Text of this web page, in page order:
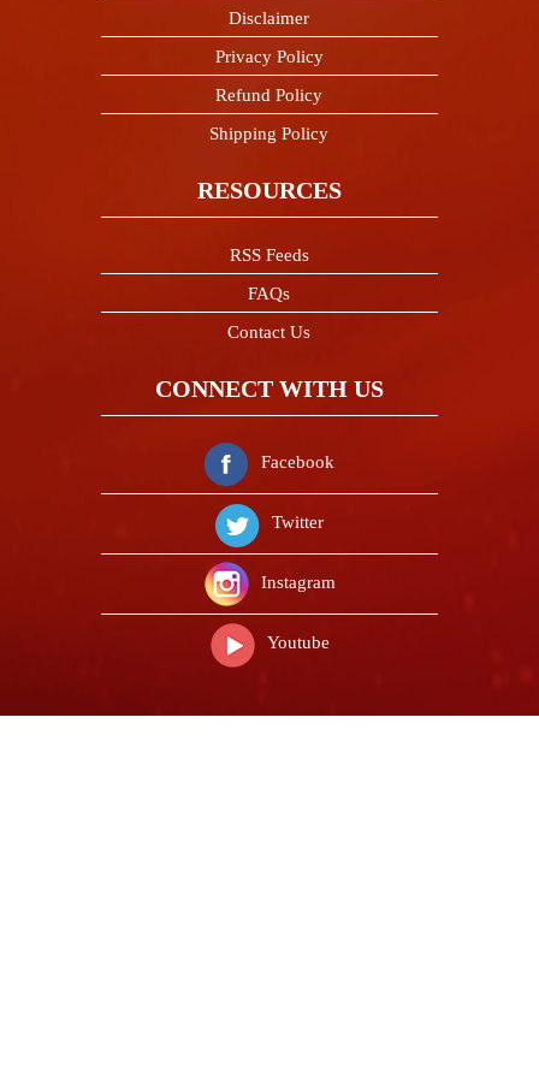
Disclaimer
Privacy Policy
Refund Policy
Shipping Policy
RESOURCES
RSS Feeds
FAQs
Contact Us
CONNECT WITH US
Facebook
Twitter
Instagram
Youtube